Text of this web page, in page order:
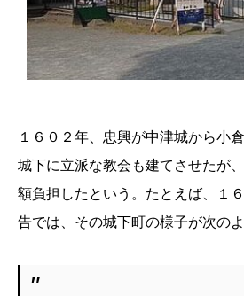
１６０２年、忠興が中津城から小
城下に立派な教会も建てさせたが
額負担したという。たとえば、１
告では、その城下町の様子が次の